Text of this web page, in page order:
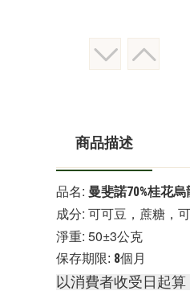
商品描述
品名: 曼斐諾70%桂花
成分: 可可豆，蔗糖，
淨重: 50±3公克
保存期限: 8個月
以消費者收受日起